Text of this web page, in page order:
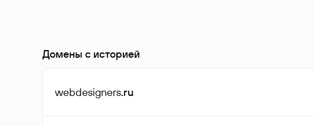
Домены с историей
webdesigners.ru